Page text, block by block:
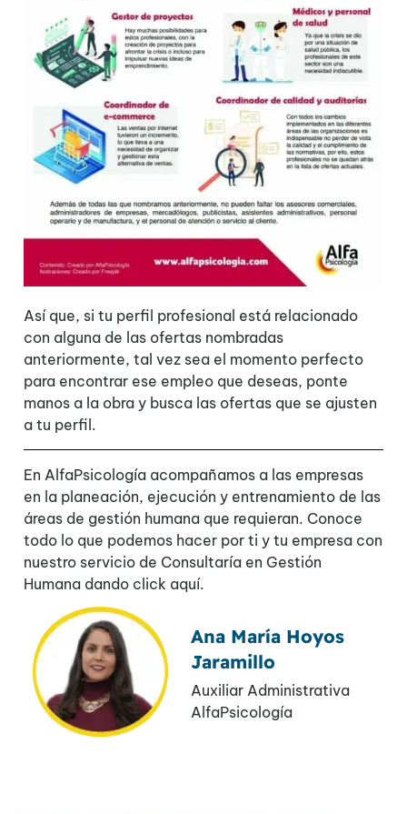
Así que, si tu perfil profesional está relacionado
con alguna de las ofertas nombradas
anteriormente, tal vez sea el momento perfecto
para encontrar ese empleo que deseas, ponte
manos a la obra y busca las ofertas que se ajusten
a tu perfil.
En AlfaPsicología acompañamos a las empresas
en la planeación, ejecución y entrenamiento de las
áreas de gestión humana que requieran. Conoce
todo lo que podemos hacer por ti y tu empresa con
nuestro servicio de Consultaría en Gestión
Humana dando click aquí.
Ana María Hoyos
Jaramillo
Auxiliar Administrativa
AlfaPsicología